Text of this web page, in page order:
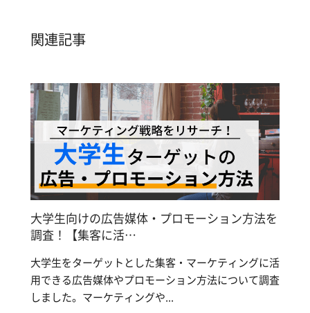
関連記事
大学生向けの広告媒体・プロモーション方法を
調査！【集客に活…
大学生をターゲットとした集客・マーケティングに活
用できる広告媒体やプロモーション方法について調査
しました。マーケティングや...